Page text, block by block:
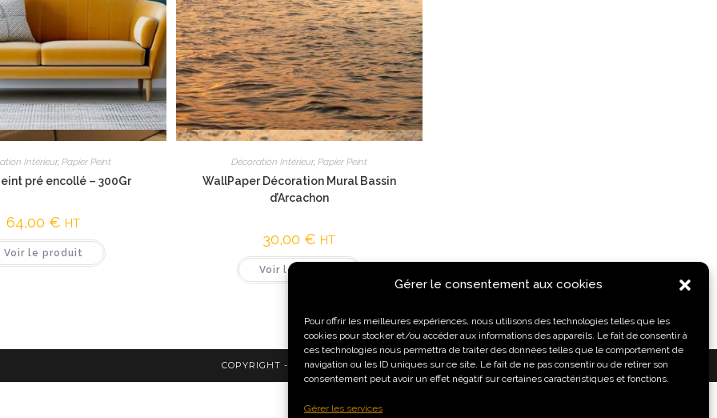
Gérer le consentement aux cookies
Pour offrir les meilleures expériences, nous utilisons des technologies telles que les
cookies pour stocker et/ou accéder aux informations des appareils. Le fait de consentir à
ces technologies nous permettra de traiter des données telles que le comportement de
navigation ou les ID uniques sur ce site. Le fait de ne pas consentir ou de retirer son
consentement peut avoir un effet négatif sur certaines caractéristiques et fonctions.
Gérer les services
Vue rapide
Intérieur,Papier Peint
pré encollé – 300Gr
64,00 € HT
Voir le produit
Vue rapide
Décoration Intérieur, Papier Peint
WallPaper Décoration Mural Bassin
d’Arcachon
30,00 € HT
Voir le produit
COPYRIGHT - HOME GRAPHICS